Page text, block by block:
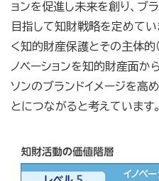
ョンを促進し未来を創り、ブ
目指して知財戦略を定めてい
く知的財産保護とその主体
ノベーションを知的財産面か
ソンのブランドイメージを高
とにつながると考えています。